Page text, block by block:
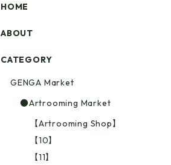
HOME
ABOUT
CATEGORY
GENGA Market
●Artrooming Market
【Artrooming Shop】
【10】
【11】